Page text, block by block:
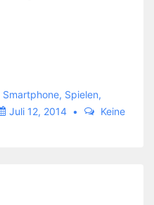
Smartphone, Spielen,
Juli 12, 2014
Keine